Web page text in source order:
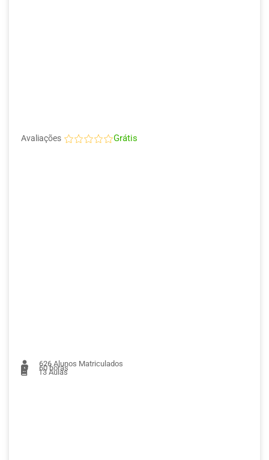
Avaliações Grátis
626 Alunos Matriculados
60 horas
13Aulas